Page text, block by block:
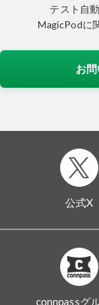
テスト自
MagicPodに
お
公式X
connpassグ